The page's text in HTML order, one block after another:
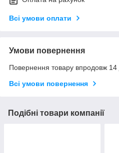
Всі умови оплати
Умови повернення
Повернення товару впродовж 14
Всі умови повернення
Подібні товари компанії